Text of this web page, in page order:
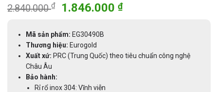
2.840.000₫
Giá
là:
2.840.000 ₫.
1.846.000 ₫Giá
1.846.000 ₫.
Mã sản phẩm: EG30490B
Thương hiệu: Eurogold
Xuất xứ: PRC (Trung Quốc) theo tiêu chuẩn công nghệ
Châu Âu
Bảo hành:
Rỉ rổ inox 304: Vĩnh viễn